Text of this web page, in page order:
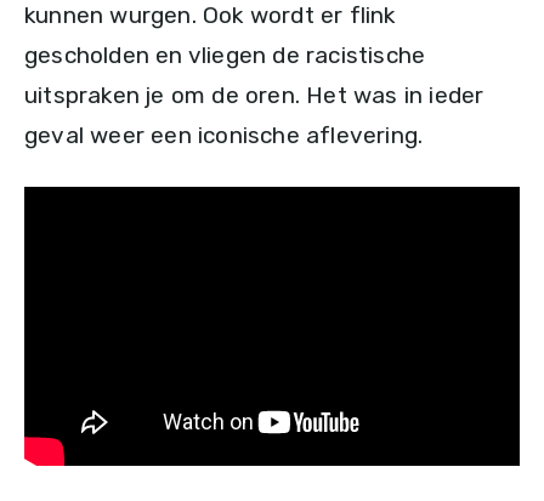
kunnen wurgen. Ook wordt er flink
gescholden en vliegen de racistische
uitspraken je om de oren. Het was in ieder
geval weer een iconische aflevering.